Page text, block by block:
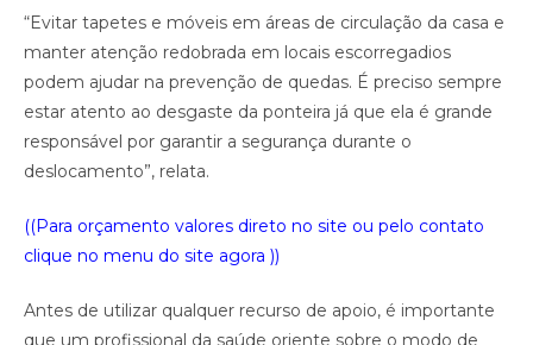
“Evitar tapetes e móveis em áreas de circulação da casa e
manter atenção redobrada em locais escorregadios
podem ajudar na prevenção de quedas. É preciso sempre
estar atento ao desgaste da ponteira já que ela é grande
responsável por garantir a segurança durante o
deslocamento”, relata.
((Para orçamento valores direto no site ou pelo contato
clique no menu do site agora ))
Antes de utilizar qualquer recurso de apoio, é importante
que um profissional da saúde oriente sobre o modo de